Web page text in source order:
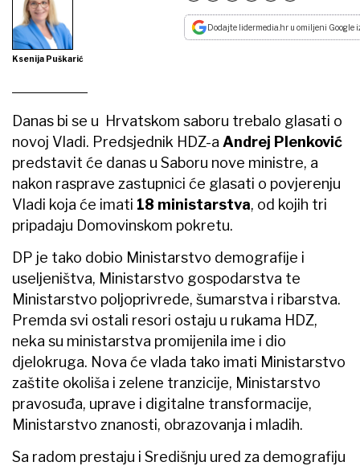
Ksenija Puškarić
Dodajte lidermedia.hr u omiljeni Google
Danas bi se u Hrvatskom saboru trebalo glasati o
novoj Vladi. Predsjednik HDZ-a Andrej Plenković
predstavit će danas u Saboru nove ministre, a
nakon rasprave zastupnici će glasati o povjerenju
Vladi koja će imati 18 ministarstva, od kojih tri
pripadaju Domovinskom pokretu.
DP je tako dobio Ministarstvo demografije i
useljeništva, Ministarstvo gospodarstva te
Ministarstvo poljoprivrede, šumarstva i ribarstva.
Premda svi ostali resori ostaju u rukama HDZ,
neka su ministarstva promijenila ime i dio
djelokruga. Nova će vlada tako imati Ministarstvo
zaštite okoliša i zelene tranzicije, Ministarstvo
pravosuđa, uprave i digitalne transformacije,
Ministarstvo znanosti, obrazovanja i mladih.
Sa radom prestaju i Središnju ured za demografiju